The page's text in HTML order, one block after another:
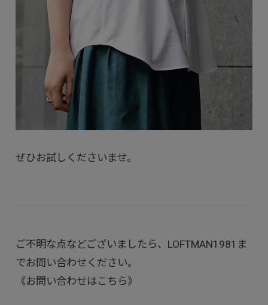
ぜひお試しくださいませ。
ご不明な点などございましたら、LOFTMAN1981ま
でお問い合わせください。
《お問い合わせはこちら》